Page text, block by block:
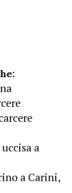
a
a Carini,